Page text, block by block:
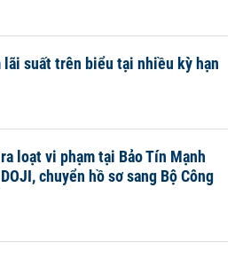
suất trên biểu tại nhiều kỳ hạn
loạt vi phạm tại Bảo Tín Mạnh
chuyển hồ sơ sang Bộ Công